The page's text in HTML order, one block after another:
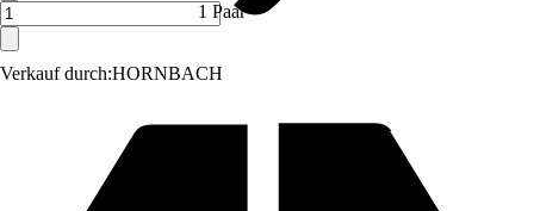
Verkauf durch:HORNBACH
1 Paar